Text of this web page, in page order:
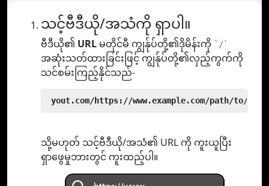
သင့်ဗီဒီယို/အသံကို ရှာပါ။
ဗီဒီယို၏ URL မတိုင်မီ ကျွန်ုပ်တို့၏ဒိုမိန်းကို `/`
အဆုံးသတ်ထားခြင်းဖြင့် ကျွန်ုပ်တို့၏လှည့်ကွက်ကို
သင်စမ်းကြည့်နိုင်သည်-
yout.com/https://www.example.com/path/to/
သို့မဟုတ် သင့်ဗီဒီယို/အသံ၏ URL ကို ကူးယူပြီး
ရှာဖွေမှုဘားတွင် ကူးထည့်ပါ။